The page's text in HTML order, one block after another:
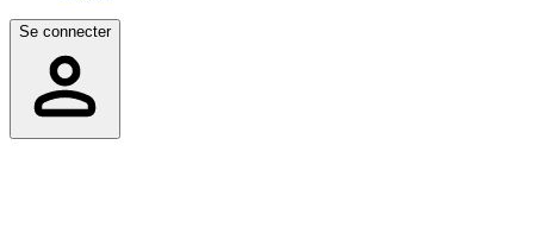
Se connecter